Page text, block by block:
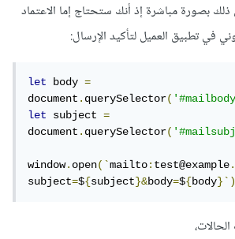
بصورة مباشرة إذ أنك ستحتاج إما الاعتماد
في تطبيق العميل لتأكيد الإرسال:
let body =
document.querySelector(
let
subject =
document.querySelector(
window.open(`mailto:test@example
subject=${subject}&body=${body